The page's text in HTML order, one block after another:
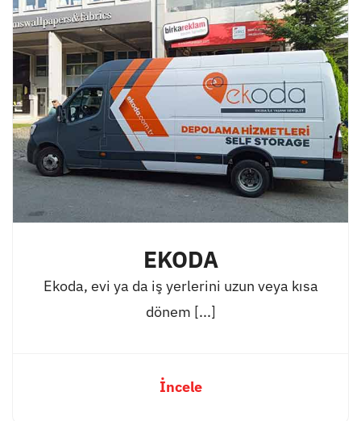
EKODA
Ekoda, evi ya da iş yerlerini uzun veya kısa
dönem [...]
İncele